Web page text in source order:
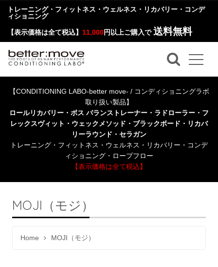
トレーニング・フィットネス・ウェルネス・リカバリー・コンデ
ィショニング
【表示価格は全て税込】 11,000円以上ご購入で 送料無料
【CONDITIONING LABO-better move- / コンディショニングラボ
取り扱い製品】
ロールリカバリー・ボス バランストレーナー・ラドローラー・フ
レックスヴィット・ウェックメソッド・ブラックボード・リカバ
リーラウンド・セラガン
トレーニング・フィットネス・ウェルネス・リカバリー・コンデ
ィショニング・ロープフロー
【表示価格は全て税込】
MOJI（モジ）
Home MOJI（モジ）